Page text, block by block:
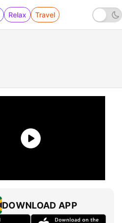
Relax Travel
DOWNLOAD APP